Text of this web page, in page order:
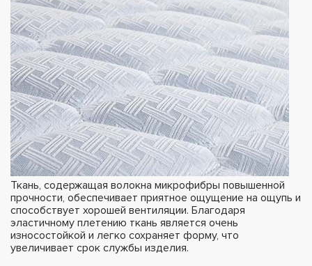
Ткань, содержащая волокна микрофибры повышенной
прочности, обеспечивает приятное ощущение на ощупь и
способствует хорошей вентиляции. Благодаря
эластичному плетению ткань является очень
износостойкой и легко сохраняет форму, что
увеличивает срок службы изделия.